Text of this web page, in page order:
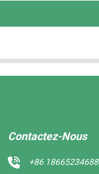
Contactez-Nous
+86 18665234688